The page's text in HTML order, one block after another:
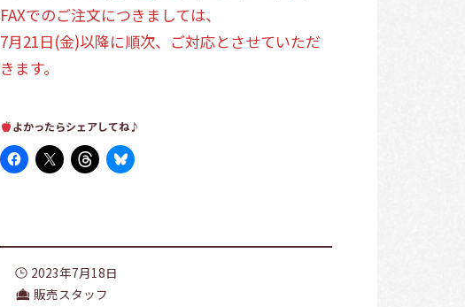
FAXでのご注文につきましては、
7月21日(金)以降に順次、ご対応とさせていただ
きます。
よかったらシェアしてね♪
2023年7月18日
販売スタッフ